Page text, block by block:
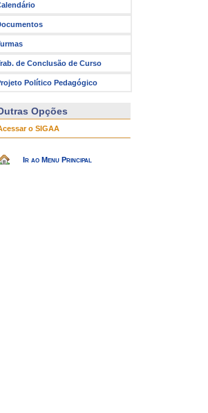
de Conclusão de Curso
Político Pedagógico
Opções
o SIGAA
Ir ao Menu Principal